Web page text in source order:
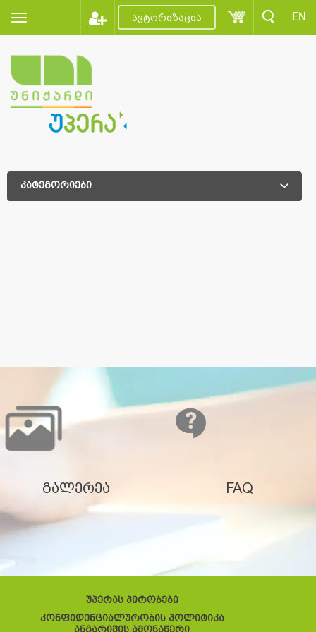
ავტორიზაცია EN
კატეგორიები
გალერეა FAQ
უპერას პირობები
კონფიდენციალურობის პოლიტიკა
ანგარიშის ამონაწერი